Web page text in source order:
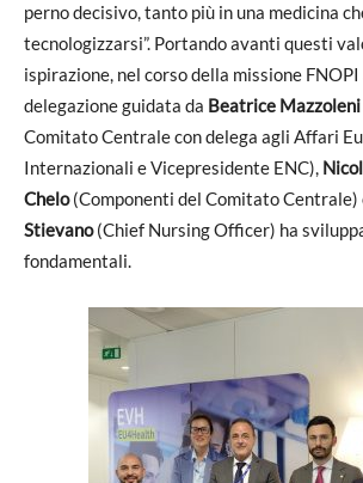
perno decisivo, tanto più in una medicina
tecnologizzarsi”. Portando avanti questi
ispirazione, nel corso della missione
delegazione guidata da Beatrice Mazzoleni
Comitato Centrale con delega agli Affari
Internazionali e Vicepresidente ENC),
Chelo(Componenti del Comitato Centrale)
Stievano(Chief Nursing Officer) ha
fondamentali.